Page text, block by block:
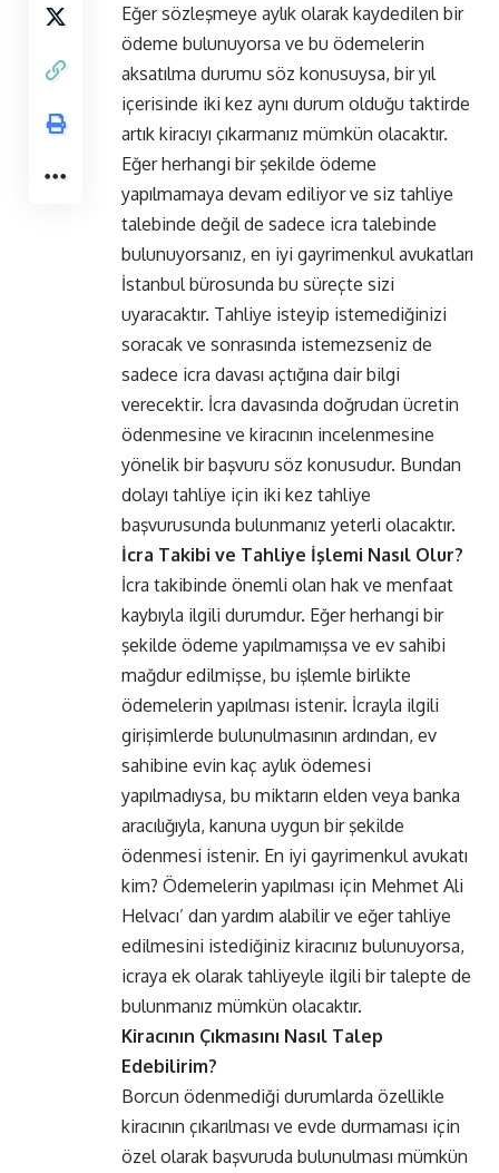
Eğer sözleşmeye aylık olarak kaydedilen bir
ödeme bulunuyorsa ve bu ödemelerin
aksatılma durumu söz konusuysa, bir yıl
içerisinde iki kez aynı durum olduğu taktirde
artık kiracıyı çıkarmanız mümkün olacaktır.
Eğer herhangi bir şekilde ödeme
yapılmamaya devam ediliyor ve siz tahliye
talebinde değil de sadece icra talebinde
bulunuyorsanız, en iyi gayrimenkul avukatları
İstanbul bürosunda bu süreçte sizi
uyaracaktır. Tahliye isteyip istemediğinizi
soracak ve sonrasında istemezseniz de
sadece icra davası açtığına dair bilgi
verecektir. İcra davasında doğrudan ücretin
ödenmesine ve kiracının incelenmesine
yönelik bir başvuru söz konusudur. Bundan
dolayı tahliye için iki kez tahliye
başvurusunda bulunmanız yeterli olacaktır.
İcra Takibi ve Tahliye İşlemi Nasıl Olur?
İcra takibinde önemli olan hak ve menfaat
kaybıyla ilgili durumdur. Eğer herhangi bir
şekilde ödeme yapılmamışsa ve ev sahibi
mağdur edilmişse, bu işlemle birlikte
ödemelerin yapılması istenir. İcrayla ilgili
girişimlerde bulunulmasının ardından, ev
sahibine evin kaç aylık ödemesi
yapılmadıysa, bu miktarın elden veya banka
aracılığıyla, kanuna uygun bir şekilde
ödenmesi istenir. En iyi gayrimenkul avukatı
kim? Ödemelerin yapılması için Mehmet Ali
Helvacı’ dan yardım alabilir ve eğer tahliye
edilmesini istediğiniz kiracınız bulunuyorsa,
icraya ek olarak tahliyeyle ilgili bir talepte de
bulunmanız mümkün olacaktır.
Kiracının Çıkmasını Nasıl Talep
Edebilirim?
Borcun ödenmediği durumlarda özellikle
kiracının çıkarılması ve evde durmaması için
özel olarak başvuruda bulunulması mümkün